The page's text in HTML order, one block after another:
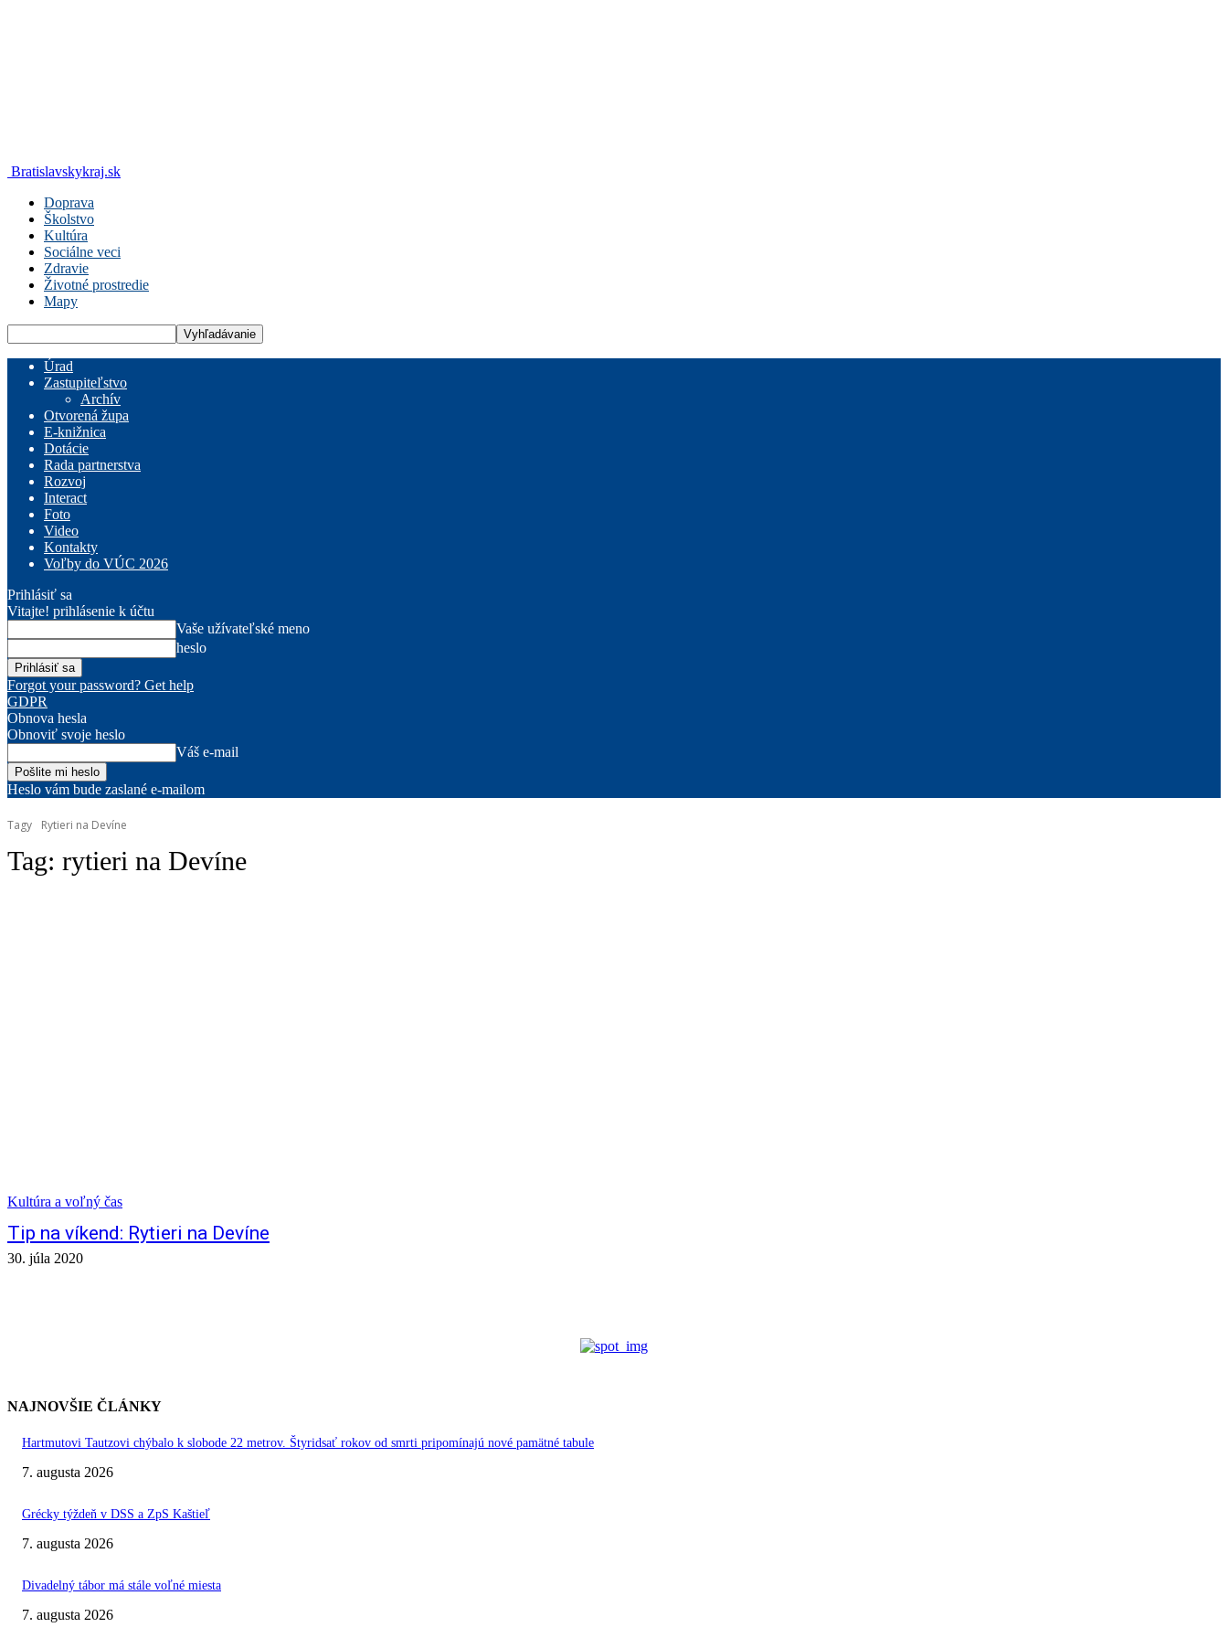
Bratislavskykraj.sk
Doprava
Školstvo
Kultúra
Sociálne veci
Zdravie
Životné prostredie
Mapy
Úrad
Zastupiteľstvo
Archív
Otvorená župa
E-knižnica
Dotácie
Rada partnerstva
Rozvoj
Interact
Foto
Video
Kontakty
Voľby do VÚC 2026
Prihlásiť sa
Vitajte! prihlásenie k účtu
Vaše užívateľské meno
heslo
Forgot your password? Get help
GDPR
Obnova hesla
Obnoviť svoje heslo
Váš e-mail
Heslo vám bude zaslané e-mailom
Tagy Rytieri na Devíne
Tag: rytieri na Devíne
Kultúra a voľný čas
Tip na víkend: Rytieri na Devíne
30. júla 2020
NAJNOVŠIE ČLÁNKY
Hartmutovi Tautzovi chýbalo k slobode 22 metrov. Štyridsať rokov od smrti pripomínajú nové pamätné tabule
7. augusta 2026
Grécky týždeň v DSS a ZpS Kaštieľ
7. augusta 2026
Divadelný tábor má stále voľné miesta
7. augusta 2026